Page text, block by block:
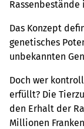
Das Konzept
genetisches
unbekannten
Doch wer
erfüllt? Die
den Erhalt der
Millionen